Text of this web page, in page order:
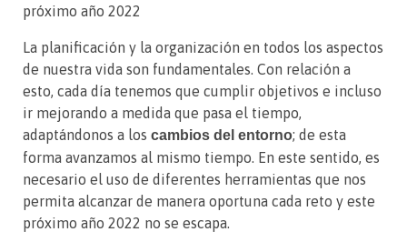
próximo año 2022
La planificación y la organización en todos los aspectos
de nuestra vida son fundamentales. Con relación a
esto, cada día tenemos que cumplir objetivos e incluso
ir mejorando a medida que pasa el tiempo,
adaptándonos a los cambios del entorno; de esta
forma avanzamos al mismo tiempo. En este sentido, es
necesario el uso de diferentes herramientas que nos
permita alcanzar de manera oportuna cada reto y este
próximo año 2022 no se escapa.